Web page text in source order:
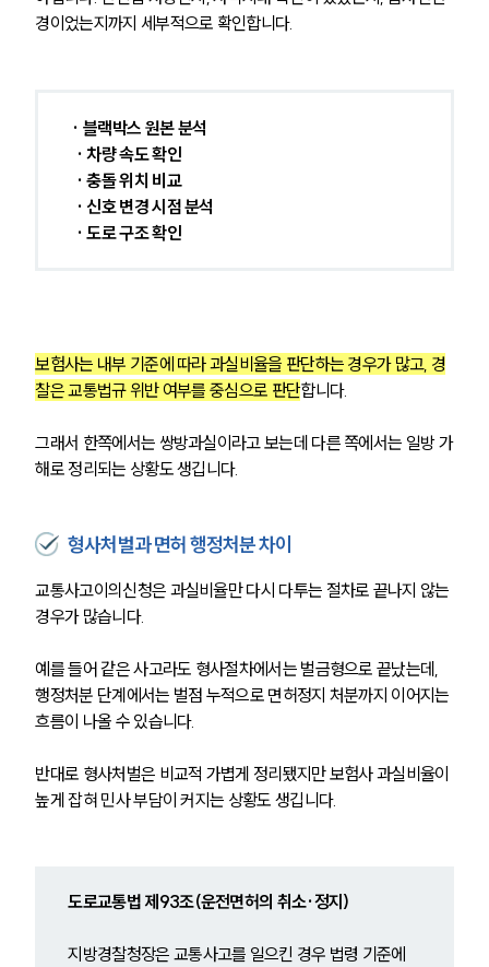
경이었는지까지 세부적으로 확인합니다.
· 블랙박스 원본 분석
· 차량 속도 확인
· 충돌 위치 비교
· 신호 변경 시점 분석
· 도로 구조 확인
보험사는 내부 기준에 따라 과실비율을 판단하는 경우가 많고, 경
찰은 교통법규 위반 여부를 중심으로 판단합니다.
그래서 한쪽에서는 쌍방과실이라고 보는데 다른 쪽에서는 일방 가
해로 정리되는 상황도 생깁니다.
형사처벌과 면허 행정처분 차이
교통사고이의신청은 과실비율만 다시 다투는 절차로 끝나지 않는
경우가 많습니다.
예를 들어 같은 사고라도 형사절차에서는 벌금형으로 끝났는데,
행정처분 단계에서는 벌점 누적으로 면허정지 처분까지 이어지는
흐름이 나올 수 있습니다.
반대로 형사처벌은 비교적 가볍게 정리됐지만 보험사 과실비율이
높게 잡혀 민사 부담이 커지는 상황도 생깁니다.
도로교통법 제93조(운전면허의 취소·정지)
지방경찰청장은 교통사고를 일으킨 경우 법령 기준에